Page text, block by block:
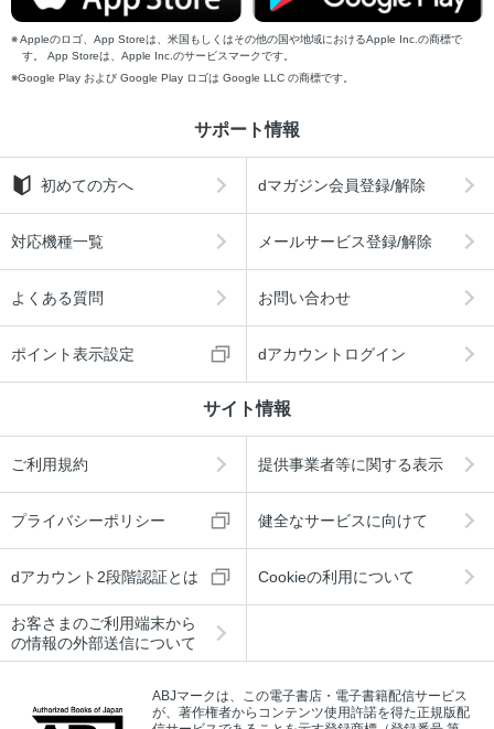
Appleのロゴ、App Storeは、米国もしくはその他の国や地域におけるApple Inc.の商標で
す。 App Storeは、Apple Inc.のサービスマークです。
Google Play および Google Play ロゴは Google LLC の商標です。
サポート情報
初めての方へ dマガジン会員登録/解除
対応機種一覧 メールサービス登録/解除
よくある質問 お問い合わせ
ポイント表示設定 dアカウントログイン
サイト情報
ご利用規約 提供事業者等に関する表示
プライバシーポリシー 健全なサービスに向けて
dアカウント2段階認証とは Cookieの利用について
お客さまのご利用端末から
の情報の外部送信について
ABJマークは、この電子書店・電子書籍配信サービス
が、著作権者からコンテンツ使用許諾を得た正規版配